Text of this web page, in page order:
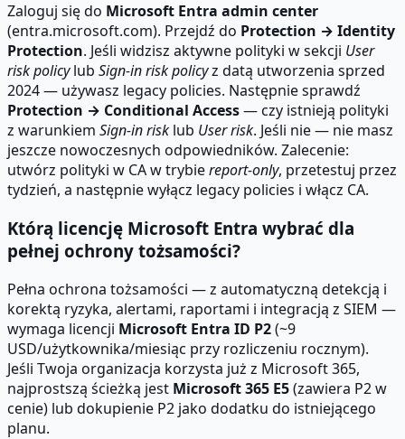
Zaloguj się do Microsoft Entra admin center
(entra.microsoft.com). Przejdź do Protection → Identity
Protection. Jeśli widzisz aktywne polityki w sekcji User
risk policylub Sign-in risk policyz datą utworzenia sprzed
2024 — używasz legacy policies. Następnie sprawdź
Protection → Conditional Access— czy istnieją polityki
z warunkiem Sign-in risk lub User risk. Jeśli nie — nie masz
jeszcze nowoczesnych odpowiedników. Zalecenie:
utwórz polityki w CA w trybiereport-only, przetestuj przez
tydzień, a następnie wyłącz legacy policies i włącz CA.
Którą licencję Microsoft Entra wybrać dla
pełnej ochrony tożsamości?
Pełna ochrona tożsamości — z automatyczną detekcją i
korektą ryzyka, alertami, raportami i integracją z SIEM —
wymaga licencji Microsoft Entra ID P2(~9
USD/użytkownika/miesiąc przy rozliczeniu rocznym).
Jeśli Twoja organizacja korzysta już z Microsoft 365,
najprostszą ścieżką jest Microsoft 365 E5(zawiera P2 w
cenie) lub dokupienie P2 jako dodatku do istniejącego
planu.